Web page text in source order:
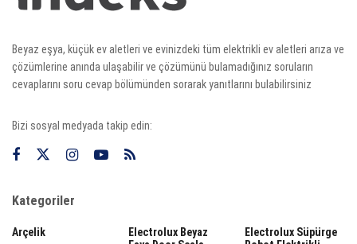
Beyaz eşya, küçük ev aletleri ve evinizdeki tüm elektrikli ev aletleri arıza ve
çözümlerine anında ulaşabilir ve çözümünü bulamadığınız soruların
cevaplarını soru cevap bölümünden sorarak yanıtlarını bulabilirsiniz
Bizi sosyal medyada takip edin:
Kategoriler
Arçelik
Electrolux Beyaz
Electrolux Süpürge